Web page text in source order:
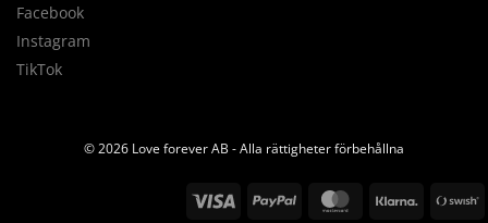
Facebook
Instagram
TikTok
© 2026 Love forever AB - Alla rättigheter förbehållna
Visa PayPal MasterCardKlarna